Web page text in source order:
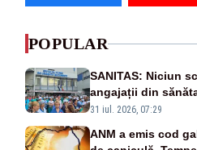
POPULAR
SANITAS: Niciun
angajații din
salarizării
31 iul. 2026, 07:29
ANM a emis cod